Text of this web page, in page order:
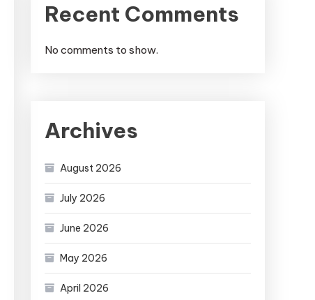
Recent Comments
No comments to show.
Archives
August 2026
July 2026
June 2026
May 2026
April 2026